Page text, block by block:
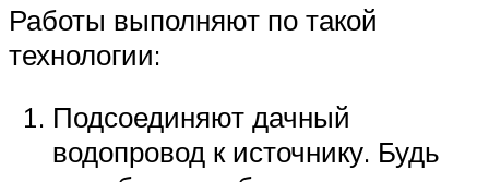
Работы выполняют по такой
технологии:
Подсоединяют дачный
водопровод к источнику. Будь